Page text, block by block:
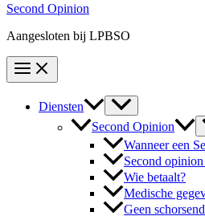
Second Opinion
Aangesloten bij LPBSO
Diensten
Second Opinion
Wanneer een
Second
Wie betaalt?
Medische
Geen